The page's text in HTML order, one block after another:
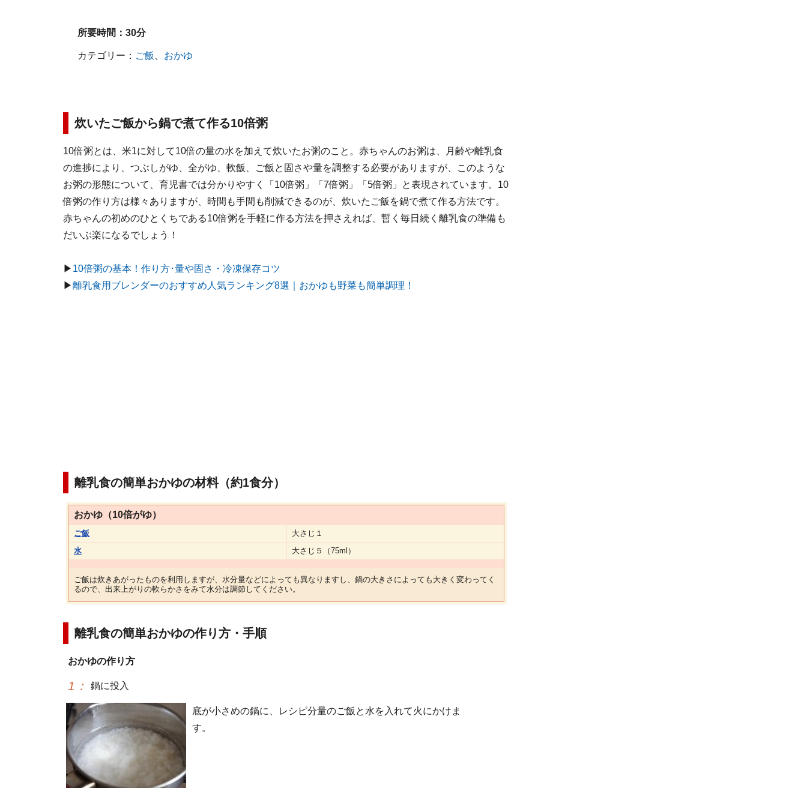
所要時間： 30分
カテゴリー： ご飯 おかゆ
炊いたご飯から鍋で煮て作る10倍粥
10倍粥とは、米1に対して10倍の量の水を加えて炊いたお粥のこと。赤ちゃんのお粥は、月齢や離乳食
の進捗により、つぶしがゆ、全がゆ、軟飯、ご飯と固さや量を調整する必要がありますが、このような
お粥の形態について、育児書では分かりやすく「10倍粥」「7倍粥」「5倍粥」と表現されています。10
倍粥の作り方は様々ありますが、時間も手間も削減できるのが、炊いたご飯を鍋で煮て作る方法です。
赤ちゃんの初めのひとくちである10倍粥を手軽に作る方法を押さえれば、暫く毎日続く離乳食の準備も
だいぶ楽になるでしょう！
▶ 10倍粥の基本！作り方･量や固さ・冷凍保存コツ
▶離乳食用ブレンダーのおすすめ人気ランキング8選｜おかゆも野菜も簡単調理！
離乳食の簡単おかゆの材料（約1食分）
おかゆ（10倍がゆ）
ご飯
大さじ１
水
大さじ５（75ml）
ご飯は炊きあがったものを利用しますが、水分量などによっても異なりますし、鍋の大きさによっても大きく変わってく
るので、出来上がりの軟らかさをみて水分は調節してください。
離乳食の簡単おかゆの作り方・手順
おかゆの作り方
1 ： 鍋に投入
底が小さめの鍋に、レシピ分量のご飯と水を入れて火にかけま
す。